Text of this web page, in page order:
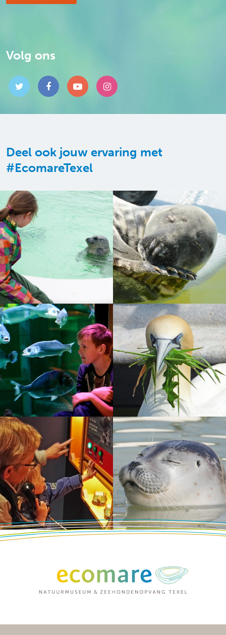
Volg ons
Deel ook jouw ervaring met
#EcomareTexel